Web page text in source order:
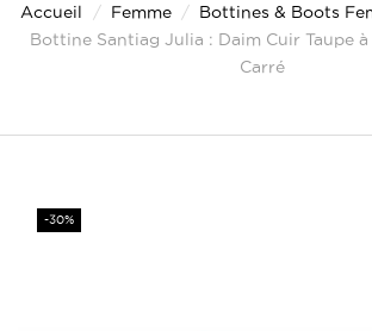
Accueil Femme
Bottines & Boots
Bottine Santiag Julia : Daim Cuir Taupe à
Carré
-30%